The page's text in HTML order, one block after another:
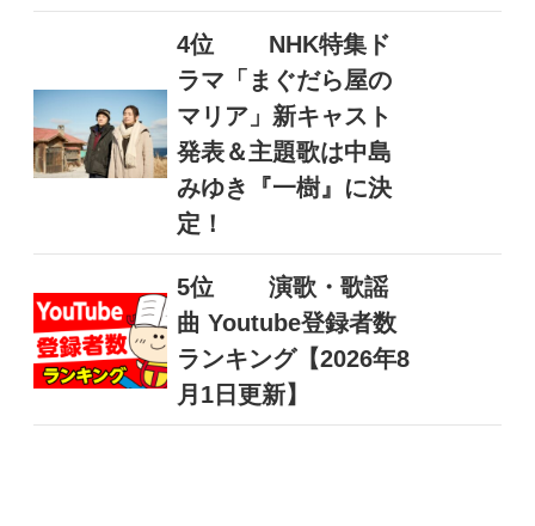
4位
NHK特集ド
ラマ「まぐだら屋の
マリア」新キャスト
発表＆主題歌は中島
みゆき『一樹』に決
定！
5位
演歌・歌謡
曲 Youtube登録者数
ランキング【2026年8
月1日更新】